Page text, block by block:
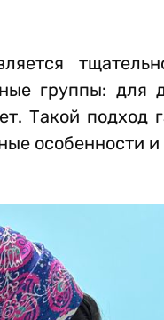
группы: для
Такой подход
особенности